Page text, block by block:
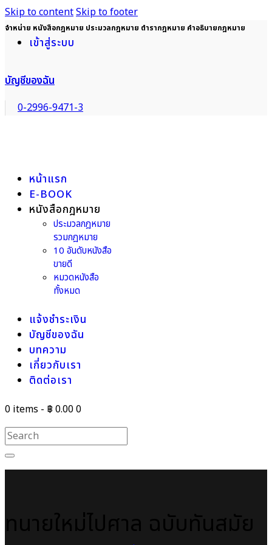
Skip to contentSkip to footer
จำหน่าย หนังสือกฎหมาย ประมวลกฎหมาย ตำรากฎหมาย คำอธิบายกฎหมาย
เข้าสู่ระบบ
บัญชีของฉัน
0-2996-9471-3
หน้าแรก
E-BOOK
หนังสือกฎหมาย
ประมวลกฎหมาย
รวมกฎหมาย
10 อันดับหนังสือ
ขายดี
หมวดหนังสือ
ทั้งหมด
แจ้งชำระเงิน
บัญชีของฉัน
บทความ
เกี่ยวกับเรา
ติดต่อเรา
0 items - ฿ 0.000